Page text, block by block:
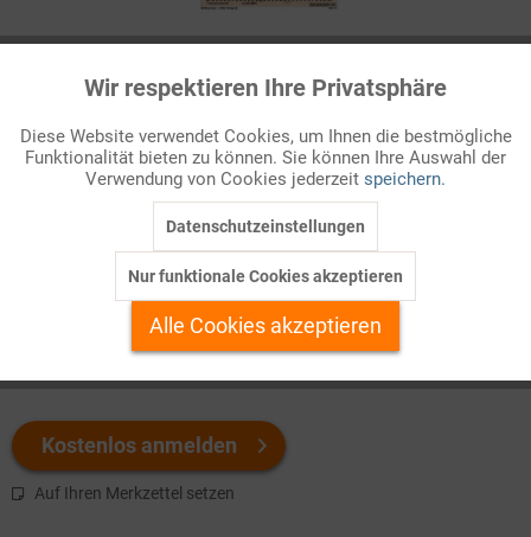
Energiemix. Aber es muss aus dem Ausland eingeführt werden.
Wie viel importiert Deutschland jährlich? Und wie teuer sind
Welchen Download brauchen Sie?
Kostenlos anmelden
Auf Ihren Merkzettel setzen
Funktionale Aktiv
Marketing Inaktiv
Personalisierung Inaktiv
Service
Wir respektieren Ihre Privatsphäre
Diese Website verwendet Cookies, um Ihnen die bestmögliche
Funktionalität bieten zu können. Sie können Ihre Auswahl der
Verwendung von Cookies jederzeit speichern.
Datenschutzeinstellungen
Nur funktionale Cookies akzeptieren
Alle Cookies akzeptieren